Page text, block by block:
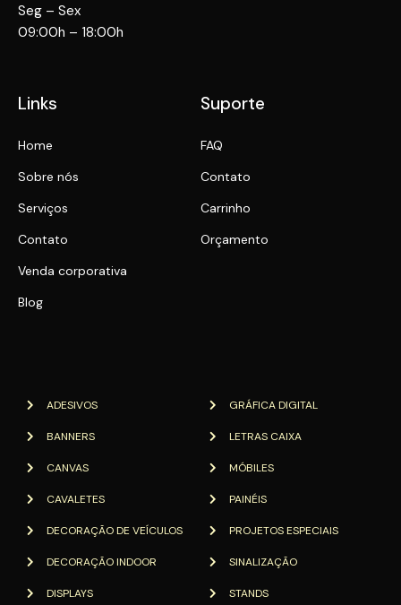
Seg – Sex
09:00h – 18:00h
Links
Home
Sobre nós
Serviços
Contato
Venda corporativa
Blog
Suporte
FAQ
Contato
Carrinho
Orçamento
ADESIVOS
BANNERS
CANVAS
CAVALETES
DECORAÇÃO DE VEÍCULOS
DECORAÇÃO INDOOR
DISPLAYS
GRÁFICA DIGITAL
LETRAS CAIXA
MÓBILES
PAINÉIS
PROJETOS ESPECIAIS
SINALIZAÇÃO
STANDS